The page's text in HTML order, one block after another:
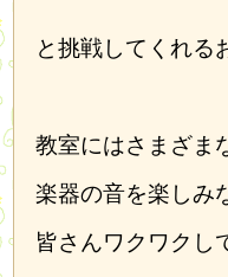
と挑戦してくれる
教室にはさまざま
楽器の音を楽しみ
皆さんワクワクし